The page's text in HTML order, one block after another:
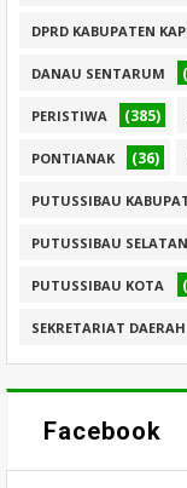
DPRD KABUPATEN
DANAU SENTARUM
PERISTIWA (385)
PONTIANAK (36)
PUTUSSIBAU
PUTUSSIBAU SELATAN
PUTUSSIBAU KOTA
SEKRETARIAT DAERAH
Facebook